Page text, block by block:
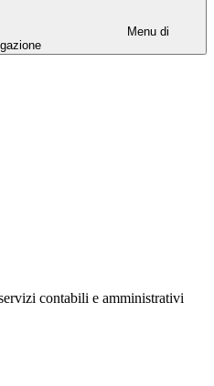
Menu di
contabili e amministrativi